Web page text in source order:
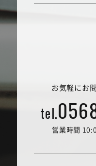
お気軽にお
tel.
営業時間